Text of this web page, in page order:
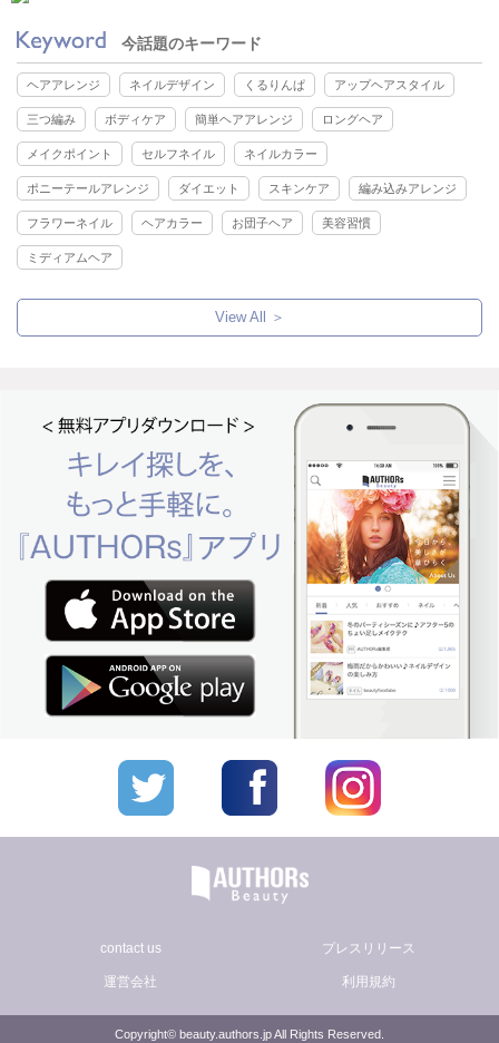
今話題のキーワード
ヘアアレンジ ネイルデザイン くるりんぱ アップヘアスタイル
三つ編み ボディケア 簡単ヘアアレンジ ロングヘア
メイクポイント セルフネイル ネイルカラー
ポニーテールアレンジ ダイエット スキンケア 編み込みアレンジ
フラワーネイル ヘアカラー お団子ヘア 美容習慣
ミディアムヘア
View All ＞
contact us プレスリリース
運営会社 利用規約
Copyright© beauty.authors.jp All Rights Reserved.